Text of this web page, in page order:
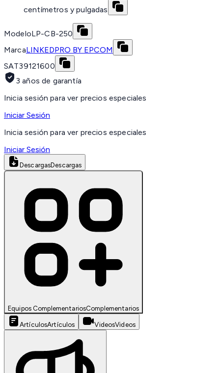
centímetros y pulgadas
ModeloLP-CB-250
MarcaLINKEDPRO BY EPCOM
SAT39121600
3 años de garantía
Inicia sesión para ver precios especiales
Iniciar Sesión
Inicia sesión para ver precios especiales
Iniciar Sesión
DescargasDescargas
Equipos ComplementariosComplementarios
ArtículosArtículos VideosVideos